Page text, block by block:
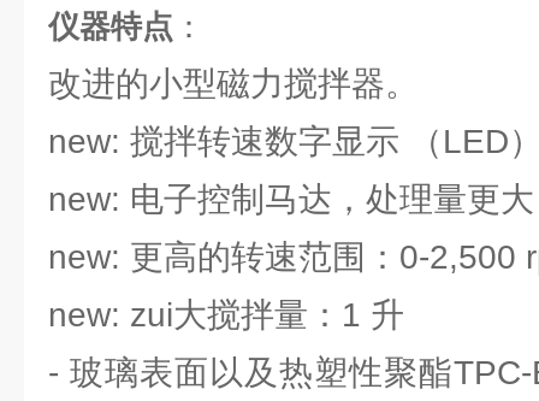
仪器特点 ：
改进的小型磁力搅拌器。
new: 搅拌转速数字显示 （LED
new: 电子控制马达，处理量更大
new: 更高的转速范围：0-2,500
new: zui大搅拌量：1 升
- 玻璃表面以及热塑性聚酯